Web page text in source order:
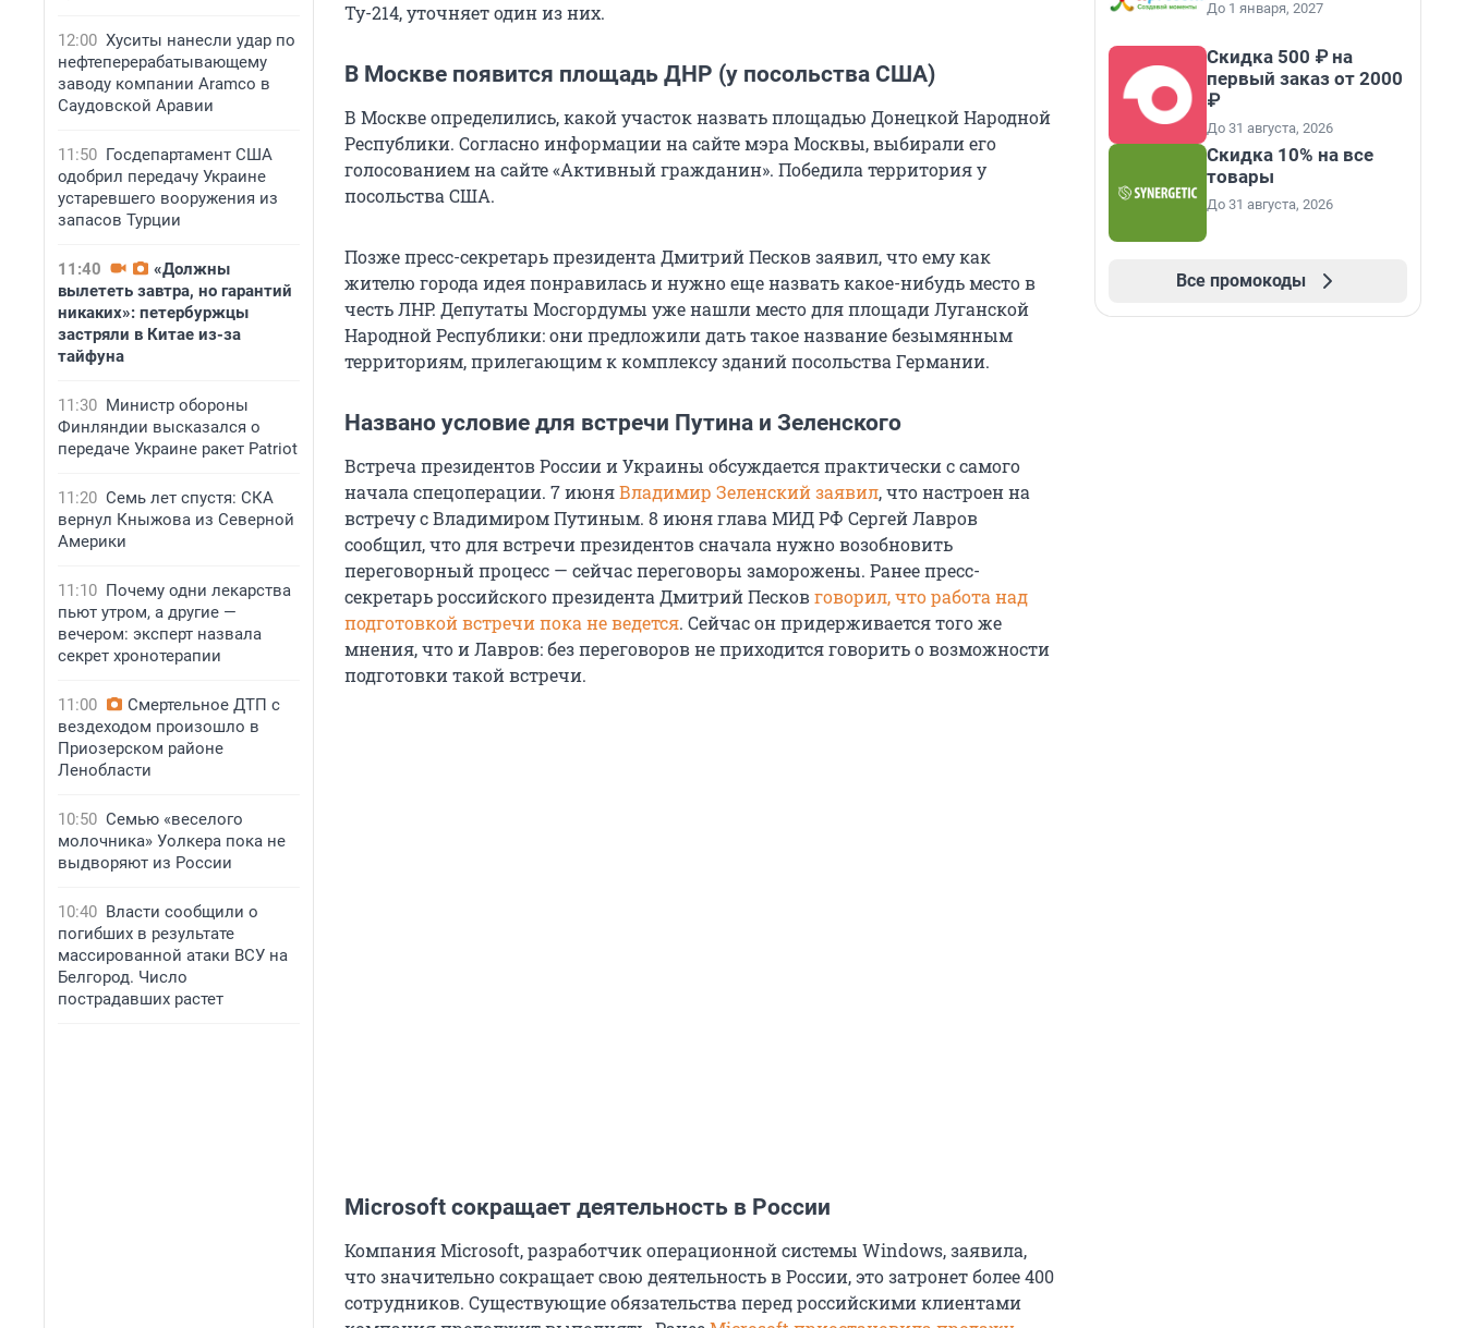
12:00 Хуситы нанесли удар по
нефтеперерабатывающему
заводу компании Aramco в
Саудовской Аравии
11:50 Госдепартамент США
одобрил передачу Украине
устаревшего вооружения из
запасов Турции
11:40
«Должны
вылететь завтра, но гарантий
никаких»: петербуржцы
застряли в Китае из-за
тайфуна
11:30 Министр обороны
Финляндии высказался о
передаче Украине ракет Patriot
11:20 Семь лет спустя: СКА
вернул Кныжова из Северной
Америки
11:10 Почему одни лекарства
пьют утром, а другие —
вечером: эксперт назвала
секрет хронотерапии
11:00
Смертельное ДТП с
вездеходом произошло в
Приозерском районе
Ленобласти
10:50 Семью «веселого
молочника» Уолкера пока не
выдворяют из России
10:40 Власти сообщили о
погибших в результате
массированной атаки ВСУ на
Белгород. Число
пострадавших растет
Ту-214, уточняет один из них.
В Москве появится площадь ДНР (у посольства США)
В Москве определились, какой участок назвать площадью Донецкой Народной
Республики. Согласно информации на сайте мэра Москвы, выбирали его
голосованием на сайте «Активный гражданин». Победила территория у
посольства США.
Позже пресс-секретарь президента Дмитрий Песков заявил, что ему как
жителю города идея понравилась и нужно еще назвать какое-нибудь место в
честь ЛНР. Депутаты Мосгордумы уже нашли место для площади Луганской
Народной Республики: они предложили дать такое название безымянным
территориям, прилегающим к комплексу зданий посольства Германии.
Названо условие для встречи Путина и Зеленского
Встреча президентов России и Украины обсуждается практически с самого
начала спецоперации. 7 июняВладимир Зеленский заявил, что настроен на
встречу с Владимиром Путиным. 8 июня глава МИД РФ Сергей Лавров
сообщил, что для встречи президентов сначала нужно возобновить
переговорный процесс — сейчас переговоры заморожены. Ранее пресс-
секретарь российского президента Дмитрий Песковговорил, что работа над
подготовкой встречи пока не ведется. Сейчас он придерживается того же
мнения, что и Лавров: без переговоров не приходится говорить о возможности
подготовки такой встречи.
Microsoft сокращает деятельность в России
Компания Microsoft, разработчик операционной системы Windows, заявила,
что значительно сокращает свою деятельность в России, это затронет более 400
сотрудников. Существующие обязательства перед российскими клиентами
До 1 января, 2027
Скидка 500 ₽ на
первый заказ от 2000
₽
До 31 августа, 2026
Скидка 10% на все
товары
До 31 августа, 2026
Все промокоды